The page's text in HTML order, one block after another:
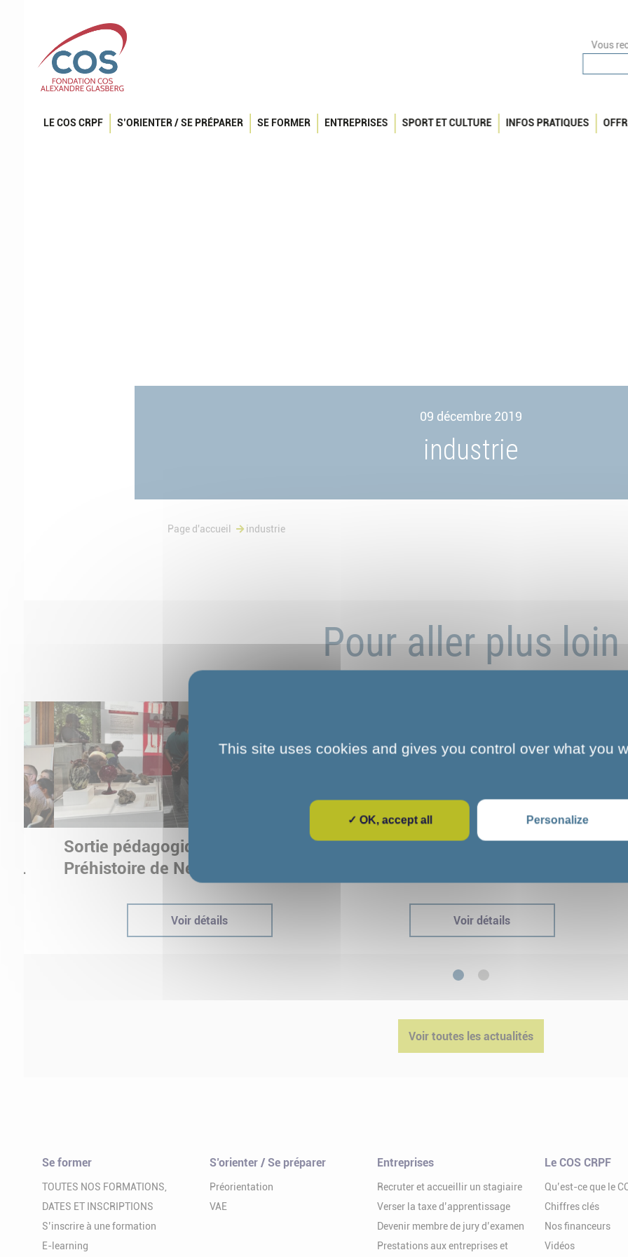
Vous
LE COS CRPF S’ORIENTER / SE PRÉPARER SE FORMER ENTREPRISES SPORT ET CULTURE INFOS PRATIQUES
09 décembre 2019
industrie
Page d'accueil industrie
Pour aller plus loin
Sortie pédagogique au Musée de
Préhistoire de Nemours : apprendre
Voir détails
L'art et la culture s'invitent au COS
Voir détails
Voir toutes les actualités
Se former
TOUTES NOS FORMATIONS,
DATES ET INSCRIPTIONS
S’inscrire à une formation
E-learning
S’orienter / Se préparer
Préorientation
VAE
Entreprises
Recruter et accueillir un stagiaire
Verser la taxe d’apprentissage
Devenir membre de jury d’examen
Prestations aux entreprises et
Le COS CRPF
Qu’est-ce que le
Chiffres clés
Nos financeurs
Vidéos
This site uses cookies and gives you control over what you
✓ OK, accept all Personalize